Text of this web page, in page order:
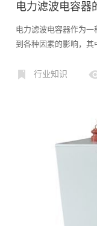
电力滤波电容器
电力滤波电容器作为
到各种因素的影响，
很大的影响。现在问
多少？温度范围应该
行业知识